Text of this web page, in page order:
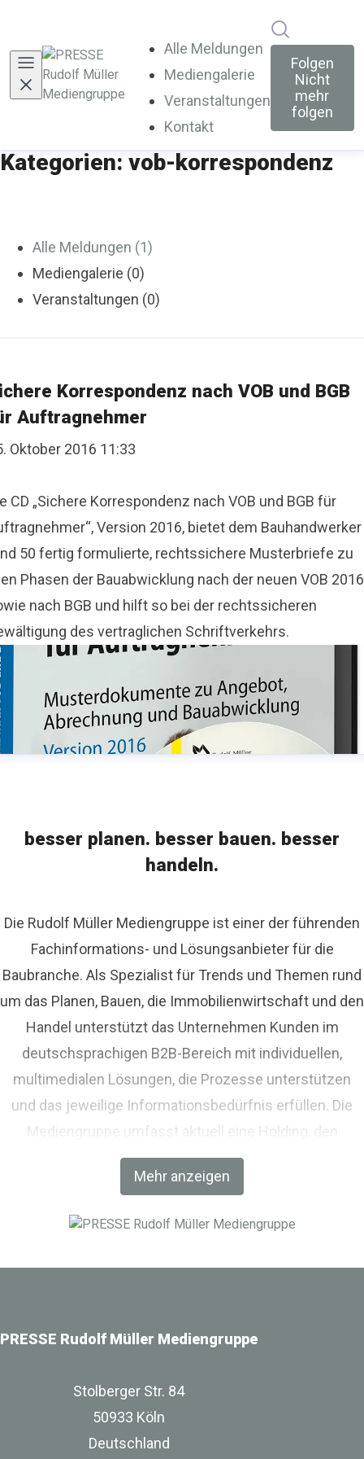
Alle Meldungen
Mediengalerie
Veranstaltungen
Kontakt
Folgen
Nicht
mehr
folgen
Kategorien: vob-korrespondenz
Alle Meldungen (1)
Mediengalerie (0)
Veranstaltungen (0)
Korrespondenz nach VOB und BGB
Auftragnehmer
Oktober 2016 11:33
CD „Sichere Korrespondenz nach VOB und BGB für
Version 2016, bietet dem Bauhandwerker
50 fertig formulierte, rechtssichere Musterbriefe zu
Phasen der Bauabwicklung nach der neuen VOB 2016
nach BGB und hilft so bei der rechtssicheren
des vertraglichen Schriftverkehrs.
besser planen. besser bauen. besser
handeln.
Mehr anzeigen
Die Rudolf Müller Mediengruppe ist einer der führenden
Fachinformations- und Lösungsanbieter für die
Baubranche. Als Spezialist für Trends und Themen rund
um das Planen, Bauen, die Immobilienwirtschaft und den
Handel unterstützt das Unternehmen Kunden im
deutschsprachigen B2B-Bereich mit individuellen,
multimedialen Lösungen, die Prozesse unterstützen
und das jeweilige Informationsbedürfnis erfüllen. Die
Mediengruppe umfasst aktuell eine Holding, den
Fachverlag RM Rudolf Müller Medien und mit der BIM
World MUNICH eine Netzwerkplattform für Akteure der
PRESSE Rudolf Müller Mediengruppe
Stolberger Str. 84
50933 Köln
Deutschland